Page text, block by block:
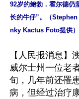
92岁的鲍勃．霍尔德仍
长的牛仔”。（
nky Kactus Foto提供）
【人民报消息】
威尔士州一位老
旬，几年前还罹
病，但经过治疗